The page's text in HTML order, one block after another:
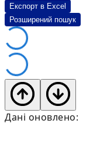
Експорт в Excel
Розширений пошук
Дані оновлено: